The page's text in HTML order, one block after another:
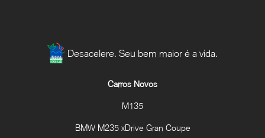
Desacelere. Seu bem maior é a vida.
Carros Novos
M135
BMW M235 xDrive Gran Coupe